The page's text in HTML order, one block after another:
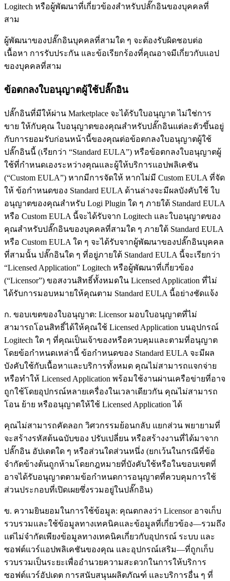
Logitech หรือผู้พัฒนาที่เกี่ยวข้องสำหรับปลั๊กอินของบุคคลที่
สาม
ผู้พัฒนาของปลั๊กอินบุคคลที่สามใด ๆ จะต้องรับผิดชอบต่อ
เนื้อหา การรับประกัน และข้อเรียกร้องที่คุณอาจมีเกี่ยวกับแอป
ของบุคคลที่สาม
ข้อตกลงใบอนุญาตผู้ใช้ปลั๊กอิน
ปลั๊กอินที่มีให้ผ่าน Marketplace จะได้รับใบอนุญาต ไม่ใช่การ
ขาย ให้กับคุณ ใบอนุญาตของคุณสำหรับปลั๊กอินแต่ละตัวขึ้นอยู่
กับการยอมรับก่อนหน้านี้ของคุณต่อข้อตกลงใบอนุญาตผู้ใช้
ปลั๊กอินนี้ (เรียกว่า “Standard EULA”) หรือข้อตกลงใบอนุญาตผู้
ใช้ที่กำหนดเองระหว่างคุณและผู้ให้บริการแอปพลิเคชัน
(“Custom EULA”) หากมีการจัดให้ หากไม่มี Custom EULA ที่จัด
ให้ ข้อกำหนดของ Standard EULA ด้านล่างจะมีผลบังคับใช้ ใบ
อนุญาตของคุณสำหรับ Logi Plugin ใด ๆ ภายใต้ Standard EULA
หรือ Custom EULA นี้จะได้รับจาก Logitech และใบอนุญาตของ
คุณสำหรับปลั๊กอินของบุคคลที่สามใด ๆ ภายใต้ Standard EULA
หรือ Custom EULA ใด ๆ จะได้รับจากผู้พัฒนาของปลั๊กอินบุคคล
ที่สามนั้น ปลั๊กอินใด ๆ ที่อยู่ภายใต้ Standard EULA นี้จะเรียกว่า
“Licensed Application” Logitech หรือผู้พัฒนาที่เกี่ยวข้อง
(“Licensor”) ขอสงวนสิทธิ์ทั้งหมดใน Licensed Application ที่ไม่
ได้รับการมอบหมายให้คุณตาม Standard EULA นี้อย่างชัดแจ้ง
ก. ขอบเขตของใบอนุญาต: Licensor มอบใบอนุญาตที่ไม่
สามารถโอนสิทธิ์ได้ให้คุณใช้ Licensed Application บนอุปกรณ์
Logitech ใด ๆ ที่คุณเป็นเจ้าของหรือควบคุมและตามที่อนุญาต
โดยข้อกำหนดเหล่านี้ ข้อกำหนดของ Standard EULA จะมีผล
บังคับใช้กับเนื้อหาและบริการทั้งหมด คุณไม่สามารถแจกจ่าย
หรือทำให้ Licensed Application พร้อมใช้งานผ่านเครือข่ายที่อาจ
ถูกใช้โดยอุปกรณ์หลายเครื่องในเวลาเดียวกัน คุณไม่สามารถ
โอน ย้าย หรืออนุญาตให้ใช้ Licensed Application ได้
คุณไม่สามารถคัดลอก วิศวกรรมย้อนกลับ แยกส่วน พยายามที่
จะสร้างรหัสต้นฉบับของ ปรับเปลี่ยน หรือสร้างงานที่ได้มาจาก
ปลั๊กอิน อัปเดตใด ๆ หรือส่วนใดส่วนหนึ่ง (ยกเว้นในกรณีที่ข้อ
จำกัดข้างต้นถูกห้ามโดยกฎหมายที่บังคับใช้หรือในขอบเขตที่
อาจได้รับอนุญาตตามข้อกำหนดการอนุญาตที่ควบคุมการใช้
ส่วนประกอบที่เปิดเผยซึ่งรวมอยู่ในปลั๊กอิน)
ข. ความยินยอมในการใช้ข้อมูล: คุณตกลงว่า Licensor อาจเก็บ
รวบรวมและใช้ข้อมูลทางเทคนิคและข้อมูลที่เกี่ยวข้อง—รวมถึง
แต่ไม่จำกัดเพียงข้อมูลทางเทคนิคเกี่ยวกับอุปกรณ์ ระบบ และ
ซอฟต์แวร์แอปพลิเคชันของคุณ และอุปกรณ์เสริม—ที่ถูกเก็บ
รวบรวมเป็นระยะเพื่ออำนวยความสะดวกในการให้บริการ
ซอฟต์แวร์อัปเดต การสนับสนุนผลิตภัณฑ์ และบริการอื่น ๆ ที่